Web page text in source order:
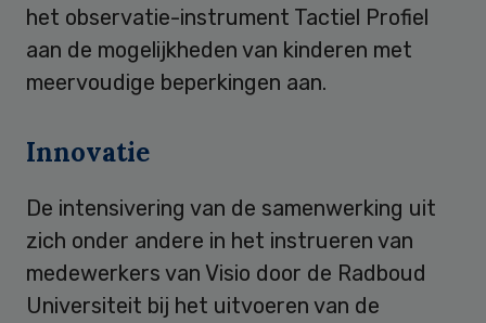
het observatie-instrument Tactiel Profiel
aan de mogelijkheden van kinderen met
meervoudige beperkingen aan.
Innovatie
De intensivering van de samenwerking uit
zich onder andere in het instrueren van
medewerkers van Visio door de Radboud
Universiteit bij het uitvoeren van de